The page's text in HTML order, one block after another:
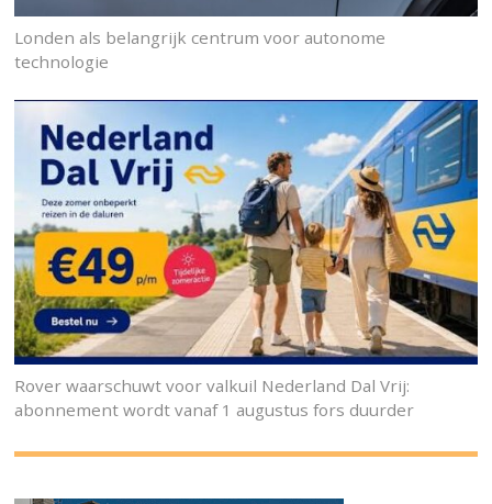
Londen als belangrijk centrum voor autonome
technologie
Rover waarschuwt voor valkuil Nederland Dal Vrij:
abonnement wordt vanaf 1 augustus fors duurder